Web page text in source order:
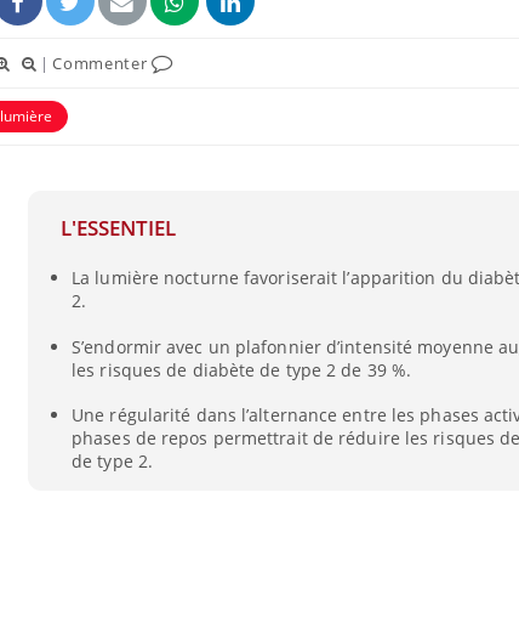
|Commenter
lumière
L'ESSENTIEL
La lumière nocturne favoriserait l’apparition du
2.
S’endormir avec un plafonnier d’intensité moyenne
les risques de diabète de type 2 de 39 %.
Une régularité dans l’alternance entre les phases
phases de repos permettrait de réduire les risques
de type 2.
VIH : la fin du comprimé
tous les jours se profile-t-
gâche-t-il les premiers
jours de vos vacances ?